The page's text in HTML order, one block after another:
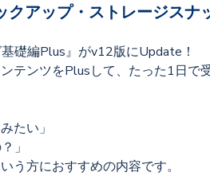
アップ・ストレージスナ
礎編Plus』がv12版にUpdate！
ンツをPlusして、たった1日で
たい」
」
方におすすめの内容です。